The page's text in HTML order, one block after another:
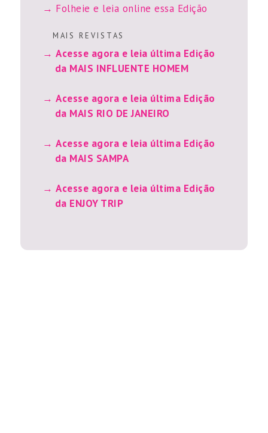
Folheie e leia online essa Edição
M A I S R E V I S T A S
Acesse agora e leia última Edição
da MAIS INFLUENTE HOMEM
Acesse agora e leia última Edição
da MAIS RIO DE JANEIRO
Acesse agora e leia última Edição
da MAIS SAMPA
Acesse agora e leia última Edição
da ENJOY TRIP